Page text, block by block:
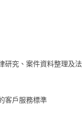
研究、案件資料整理及法
客戶服務標準